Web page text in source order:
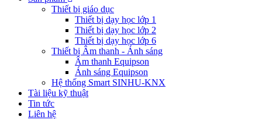
Thiết bị giáo dục
Thiết bị dạy học lớp 1
Thiết bị dạy học lớp 2
Thiết bị dạy học lớp 6
Thiết bị Âm thanh - Ánh sáng
Âm thanh Equipson
Ánh sáng Equipson
Hệ thống Smart SINHU-KNX
Tài liệu kỹ thuật
Tin tức
Liên hệ